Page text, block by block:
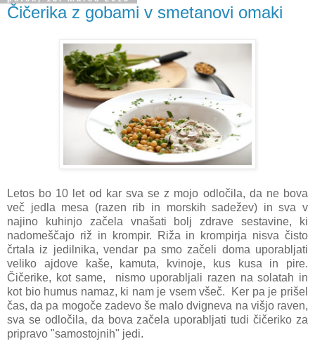
Čičerika z gobami v smetanovi omaki
Letos bo 10 let od kar sva se z mojo odločila, da ne bova
več jedla mesa (razen rib in morskih sadežev) in sva v
najino kuhinjo začela vnašati bolj zdrave sestavine, ki
nadomeščajo riž in krompir. Riža in krompirja nisva čisto
črtala iz jedilnika, vendar pa smo začeli doma uporabljati
veliko ajdove kaše, kamuta, kvinoje, kus kusa in pire.
Čičerike, kot same, nismo uporabljali razen na solatah in
kot bio humus namaz, ki nam je vsem všeč. Ker pa je prišel
čas, da pa mogoče zadevo še malo dvigneva na višjo raven,
sva se odločila, da bova začela uporabljati tudi čičeriko za
pripravo "samostojnih" jedi.